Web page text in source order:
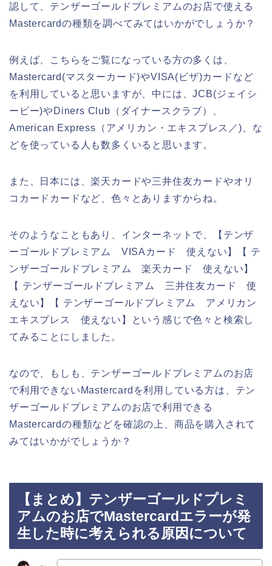
認して、テンザーゴールドプレミアムのお店で使える
Mastercardの種類を調べてみてはいかがでしょうか？
例えば、こちらをご覧になっている方の多くは、
Mastercard(マスターカード)やVISA(ビザ)カードなど
を利用していると思いますが、中には、JCB(ジェイシ
ービー)やDiners Club（ダイナースクラブ）、
American Express（アメリカン・エキスプレス／)、な
どを使っている人も数多くいると思います。
また、日本には、楽天カードや三井住友カードやオリ
コカードカードなど、色々とありますからね。
そのようなこともあり、インターネットで、【テンザ
ーゴールドプレミアム VISAカード 使えない】【 テ
ンザーゴールドプレミアム 楽天カード 使えない】
【 テンザーゴールドプレミアム 三井住友カード 使
えない】【 テンザーゴールドプレミアム アメリカン
エキスプレス 使えない】という感じで色々と検索し
てみることにしました。
なので、もしも、テンザーゴールドプレミアムのお店
で利用できないMastercardを利用している方は、テン
ザーゴールドプレミアムのお店で利用できる
Mastercardの種類などを確認の上、商品を購入されて
みてはいかがでしょうか？
【まとめ】テンザーゴールドプレミ
アムのお店でMastercardエラーが発
生した時に考えられる原因について